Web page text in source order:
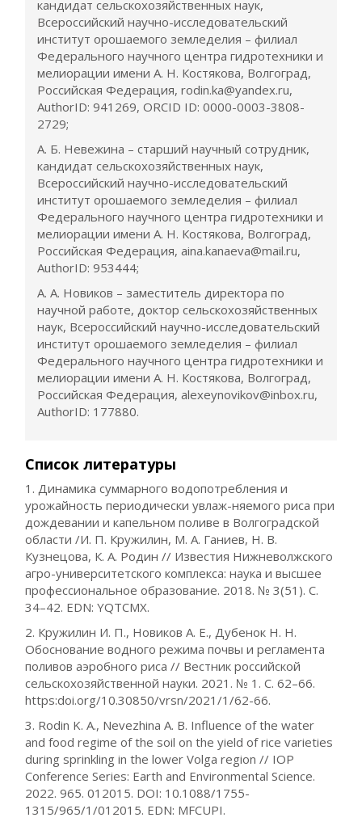
кандидат сельскохозяйственных наук,
Всероссийский научно-исследовательский
институт орошаемого земледелия – филиал
Федерального научного центра гидротехники и
мелиорации имени А. Н. Костякова, Волгоград,
Российская Федерация, rodin.ka@yandex.ru,
AuthorID: 941269, ORCID ID: 0000-0003-3808-
2729;
А. Б. Невежина – старший научный сотрудник,
кандидат сельскохозяйственных наук,
Всероссийский научно-исследовательский
институт орошаемого земледелия – филиал
Федерального научного центра гидротехники и
мелиорации имени А. Н. Костякова, Волгоград,
Российская Федерация, aina.kanaeva@mail.ru,
AuthorID: 953444;
А. А. Новиков – заместитель директора по
научной работе, доктор сельскохозяйственных
наук, Всероссийский научно-исследовательский
институт орошаемого земледелия – филиал
Федерального научного центра гидротехники и
мелиорации имени А. Н. Костякова, Волгоград,
Российская Федерация, alexeynovikov@inbox.ru,
AuthorID: 177880.
Список литературы
1. Динамика суммарного водопотребления и
урожайность периодически увлаж-няемого риса при
дождевании и капельном поливе в Волгоградской
области /И. П. Кружилин, М. А. Ганиев, Н. В.
Кузнецова, К. А. Родин // Известия Нижневолжского
агро-университетского комплекса: наука и высшее
профессиональное образование. 2018. № 3(51). С.
34–42. EDN: YQTCMX.
2. Кружилин И. П., Новиков А. Е., Дубенок Н. Н.
Обоснование водного режима почвы и регламента
поливов аэробного риса // Вестник российской
сельскохозяйственной науки. 2021. № 1. С. 62–66.
https:doi.org/10.30850/vrsn/2021/1/62-66.
3. Rodin K. A., Nevezhina A. B. Influence of the water
and food regime of the soil on the yield of rice varieties
during sprinkling in the lower Volga region // IOP
Conference Series: Earth and Environmental Science.
2022. 965. 012015. DOI: 10.1088/1755-
1315/965/1/012015. EDN: MFCUPI.